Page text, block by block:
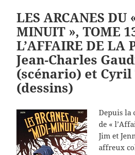
LES ARCANES DU
MINUIT », TOME
L’AFFAIRE DE LA
Jean-Charles
(scénario) et
(dessins)
Depuis la
de «
Jim et
affreux